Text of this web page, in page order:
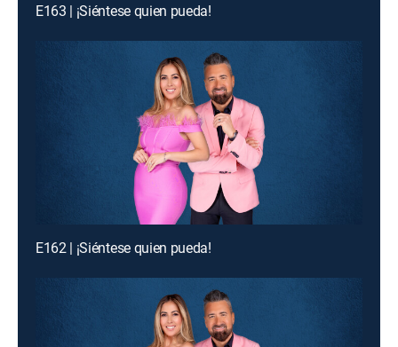
E163 | ¡Siéntese quien pueda!
E162 | ¡Siéntese quien pueda!